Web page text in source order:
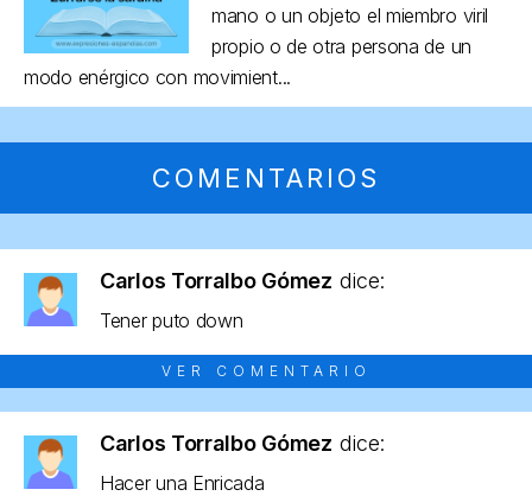
mano o un objeto el miembro viril
propio o de otra persona de un
modo enérgico con movimient...
COMENTARIOS
Carlos Torralbo Gómez dice:
Tener puto down
VER COMENTARIO
Carlos Torralbo Gómez dice:
Hacer una Enricada